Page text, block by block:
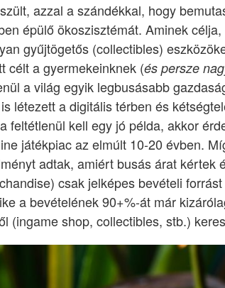
azzal a szándékkal, hogy
épülő ökoszisztémát. Aminek
gyűjtögetős (collectibles)
célt a gyermekeinknek (és persze
a világ egyik legbusásabb
létezett a digitális térben és
feltétlenül kell egy jó példa, akkor
játékpiac az elmúlt 10-20 évben.
adtak, amiért busás árat kértek
csak jelképes bevételi
a bevételének 90+%-át már
(ingame shop, collectibles, stb.)